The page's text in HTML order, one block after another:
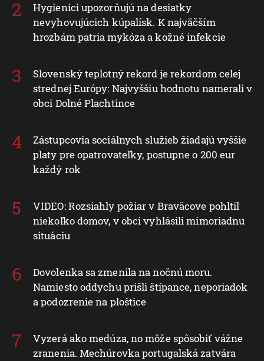
Hygienici upozorňujú na desiatky
nevyhovujúcich kúpalísk. K najväčším
hrozbám patria mykóza a kožné infekcie
Slovenský teplotný rekord je rekordom celej
strednej Európy: Najvyššiu hodnotu namerali v
obci Dolné Plachtince
Zástupcovia sociálnych služieb žiadajú vyššie
platy pre opatrovateľky, postupne o 200 eur
každý rok
VIDEO: Rozsiahly požiar v Braväcove pohltil
niekoľko domov, v obci vyhlásili mimoriadnu
situáciu
Dovolenka sa zmenila na nočnú moru.
Namiesto oddychu prišli štípance, neporiadok
a podozrenie na ploštice
Vyzerá ako medúza, no môže spôsobiť vážne
zranenia. Mechúrovka portugalská zatvára